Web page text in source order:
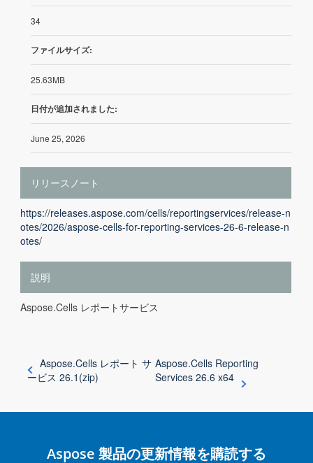
34
ファイルサイズ:
25.63MB
日付が追加されました:
June 25, 2026
リリースノート
https://releases.aspose.com/cells/reportingservices/release-n
otes/2026/aspose-cells-for-reporting-services-26-6-release-n
otes/
説明
Aspose.Cells レポートサービス
Aspose.Cells レポート サ
ービス 26.1(zip)
Aspose.Cells Reporting
Services 26.6 x64
Aspose 製品の更新情報を購読する